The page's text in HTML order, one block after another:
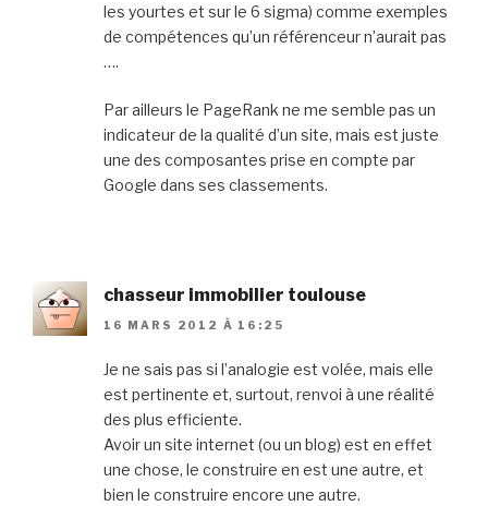
les yourtes et sur le 6 sigma) comme exemples
de compétences qu’un référenceur n’aurait pas
….
Par ailleurs le PageRank ne me semble pas un
indicateur de la qualité d’un site, mais est juste
une des composantes prise en compte par
Google dans ses classements.
chasseur immobilier toulouse
16 MARS 2012 À 16:25
Je ne sais pas si l’analogie est volée, mais elle
est pertinente et, surtout, renvoi à une réalité
des plus efficiente.
Avoir un site internet (ou un blog) est en effet
une chose, le construire en est une autre, et
bien le construire encore une autre.